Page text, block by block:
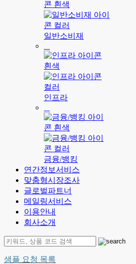
일반소비재
인프라
금융/뱅킹
연간정보서비스
맞춤형시장조사
글로벌파트너
메일링서비스
이용안내
회사소개
샘플 요청 목록